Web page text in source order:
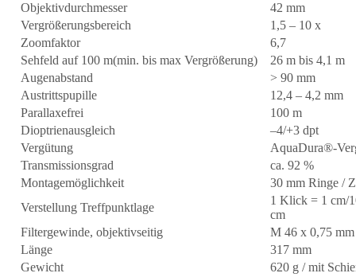
Objektivdurchmesser
42 mm
Vergrößerungsbereich
1,5 – 10 x
Zoomfaktor
6,7
Sehfeld auf 100 m(min. bis max Vergrößerung)
26 m bis 4,1 m
Augenabstand
> 90 mm
Austrittspupille
12,4 – 4,2 mm
Parallaxefrei
100 m
Dioptrienausgleich
–4/+3 dpt
Vergütung
AquaDura®-
Transmissionsgrad
ca. 92 %
Montagemöglichkeit
30 mm Ringe /
Verstellung Treffpunktlage
1 Klick = 1 cm/
cm
Filtergewinde, objektivseitig
M 46 x 0,75 mm
Länge
317 mm
Gewicht
620 g / mit